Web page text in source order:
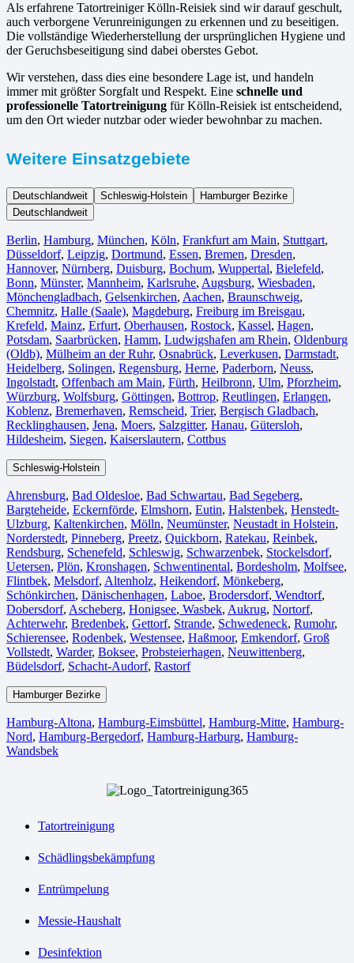
Als erfahrene Tatortreiniger Kölln-Reisiek sind wir darauf geschult,
auch verborgene Verunreinigungen zu erkennen und zu beseitigen.
Die vollständige Wiederherstellung der ursprünglichen Hygiene und
der Geruchsbeseitigung sind dabei oberstes Gebot.
Wir verstehen, dass dies eine besondere Lage ist, und handeln
immer mit größter Sorgfalt und Respekt. Eine schnelle und
professionelle Tatortreinigung für Kölln-Reisiek ist entscheidend,
um den Ort wieder nutzbar oder wieder bewohnbar zu machen.
Weitere Einsatzgebiete
Deutschlandweit Schleswig-Holstein
Hamburger Bezirke
Deutschlandweit
Berlin⁠, Hamburg, München, Köln⁠, Frankfurt am Main, Stuttgart,
Düsseldorf, Leipzig, Dortmund, Essen, Bremen, Dresden,
Hannover, Nürnberg, Duisburg⁠, Bochum, Wuppertal⁠, Bielefeld⁠,
Bonn⁠, Münster⁠, Mannheim, Karlsruhe, Augsburg, Wiesbaden⁠,
Mönchengladbach⁠, Gelsenkirchen⁠, Aachen⁠, Braunschweig,
Chemnitz⁠, Halle (Saale)⁠, Magdeburg, Freiburg im Breisgau⁠,
Krefeld⁠, Mainz⁠, Erfurt, Oberhausen⁠, Rostock⁠, Kassel⁠, Hagen,
Potsdam, Saarbrücken⁠, Hamm, Ludwigshafen am Rhein⁠, Oldenburg
(Oldb), Mülheim an der Ruhr, Osnabrück⁠, Leverkusen, Darmstadt⁠,
Heidelberg, Solingen, Regensburg, Herne⁠, Paderborn, Neuss,
Ingolstadt, Offenbach am Main, Fürth⁠, Heilbronn, Ulm⁠, Pforzheim,
Würzburg, Wolfsburg⁠, Göttingen, Bottrop, Reutlingen, Erlangen⁠,
Koblenz, Bremerhaven⁠, Remscheid, Trier⁠, Bergisch Gladbach,
Recklinghausen, Jena⁠, Moers⁠, Salzgitter⁠, Hanau, Gütersloh,
Hildesheim⁠, Siegen⁠, Kaiserslautern⁠, Cottbus⁠
Schleswig-Holstein
Ahrensburg, Bad Oldesloe, Bad Schwartau, Bad Segeberg,
Bargteheide, Eckernförde, Elmshorn, Eutin, Halstenbek, Henstedt-
Ulzburg, Kaltenkirchen, Mölln, Neumünster, Neustadt in Holstein,
Norderstedt, Pinneberg, Preetz, Quickborn, Ratekau, Reinbek,
Rendsburg, Schenefeld, Schleswig, Schwarzenbek, Stockelsdorf,
Uetersen, Plön, Kronshagen, Schwentinental, Bordesholm, Molfsee,
Flintbek, Melsdorf, Altenholz, Heikendorf, Mönkeberg,
Schönkirchen, Dänischenhagen, Laboe, Brodersdorf, Wendtorf,
Dobersdorf, Ascheberg, Honigsee, Wasbek, Aukrug, Nortorf,
Achterwehr, Bredenbek, Gettorf, Strande, Schwedeneck, Rumohr,
Schierensee, Rodenbek, Westensee, Haßmoor, Emkendorf, Groß
Vollstedt, Warder, Boksee, Probsteierhagen, Neuwittenberg,
Büdelsdorf, Schacht-Audorf, Rastorf
Hamburger Bezirke
Hamburg-Altona, Hamburg-Eimsbüttel, Hamburg-Mitte, Hamburg-
Nord, Hamburg-Bergedorf, Hamburg-Harburg, Hamburg-
Wandsbek
Tatortreinigung
Schädlingsbekämpfung
Entrümpelung
Messie-Haushalt
Desinfektion